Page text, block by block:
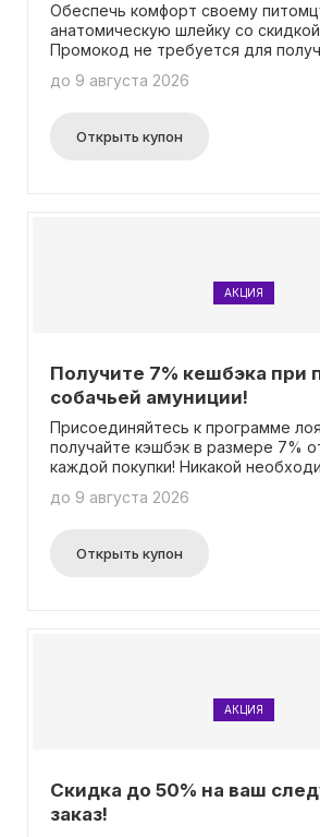
Обеспечь комфорт своему
анатомическую шлейку со скидкой
Промокод не требуется для
до 9 августа 2026
Открыть купон
АКЦИЯ
Получите 7% кешбэка при
собачьей амуниции!
Присоединяйтесь к программе
получайте кэшбэк в размере 7%
каждой покупки! Никакой
до 9 августа 2026
Открыть купон
АКЦИЯ
Скидка до 50% на ваш
заказ!